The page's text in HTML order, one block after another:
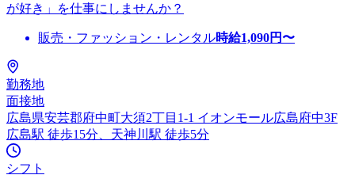
が好き」を仕事にしませんか？
販売・ファッション・レンタル時給1,090円〜
勤務地
面接地
広島県安芸郡府中町大須2丁目1-1 イオンモール広島府中3F
広島駅 徒歩15分、天神川駅 徒歩5分
シフト